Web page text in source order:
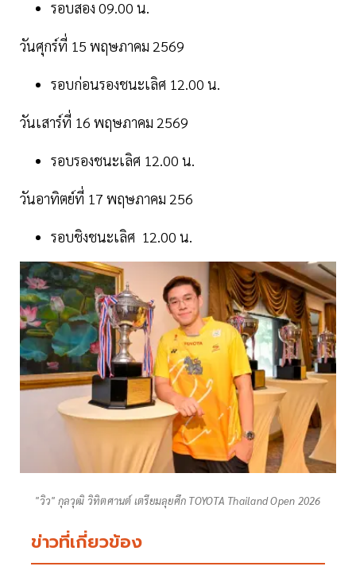
รอบสอง 09.00 น.
วันศุกร์ที่ 15 พฤษภาคม 2569
รอบก่อนรองชนะเลิศ 12.00 น.
วันเสาร์ที่ 16 พฤษภาคม 2569
รอบรองชนะเลิศ 12.00 น.
วันอาทิตย์ที่ 17 พฤษภาคม 256
รอบชิงชนะเลิศ 12.00 น.
"วิว" กุลวุฒิ วิทิตศานต์ เตรียมลุยศึก TOYOTA Thailand Open 2026
ข่าวที่เกี่ยวข้อง